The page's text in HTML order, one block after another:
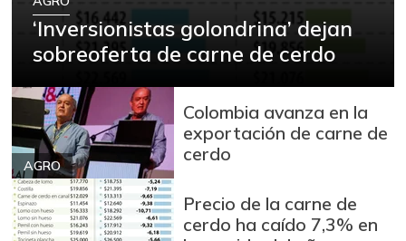
‘Inversionistas golondrina’ dejan
sobreoferta de carne de cerdo
AGRO
Colombia avanza en la
exportación de carne de
cerdo
Precio de la carne de
cerdo ha caído 7,3% en